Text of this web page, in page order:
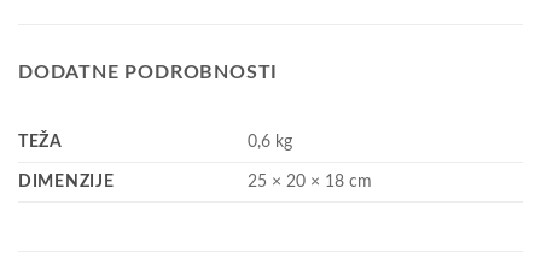
DODATNE PODROBNOSTI
TEŽA 0,6 kg
DIMENZIJE 25 × 20 × 18 cm